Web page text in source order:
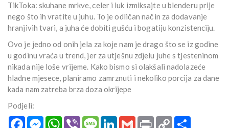
TikToka: skuhane mrkve, celer i luk izmiksajte u blenderu prije
nego što ih vratite u juhu. To je odličan način za dodavanje
hranjivih tvari, a juha će dobiti gušću i bogatiju konzistenciju.
Ovo je jedno od onih jela za koje nam je drago što se iz godine
u godinu vraća u trend, jer za utješnu zdjelu juhe s tjesteninom
nikada nije loše vrijeme. Kako bismo si olakšali nadolazeće
hladne mjesece, planiramo zamrznuti i nekoliko porcija za dane
kada nam zatreba brza doza okrijepe
Podjeli:
FacebookMessengerWhatsApp
Viber MessageLinkedInGmail Print Copy